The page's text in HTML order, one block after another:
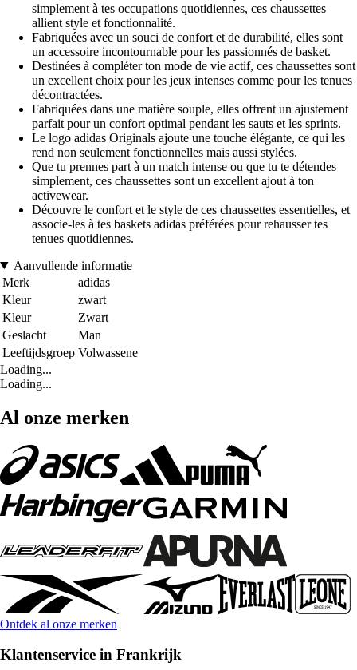
simplement à tes occupations quotidiennes, ces chaussettes
allient style et fonctionnalité.
Fabriquées avec un souci de confort et de durabilité, elles sont
un accessoire incontournable pour les passionnés de basket.
Destinées à compléter ton mode de vie actif, ces chaussettes sont
un excellent choix pour les jeux intenses comme pour les tenues
décontractées.
Fabriquées dans une matière souple, elles offrent un ajustement
parfait pour un confort optimal pendant les sauts et les sprints.
Le logo adidas Originals ajoute une touche élégante, ce qui les
rend non seulement fonctionnelles mais aussi stylées.
Que tu prennes part à un match intense ou que tu te détendes
simplement, ces chaussettes sont un excellent ajout à ton
activewear.
Découvre le confort et le style de ces chaussettes essentielles, et
associe-les à tes baskets adidas préférées pour rehausser tes
tenues quotidiennes.
Aanvullende informatie
Merk
adidas
Kleur
zwart
Kleur
Zwart
Geslacht
Man
Leeftijdsgroep Volwassene
Loading...
Loading...
Al onze merken
Ontdek al onze merken
Klantenservice in Frankrijk